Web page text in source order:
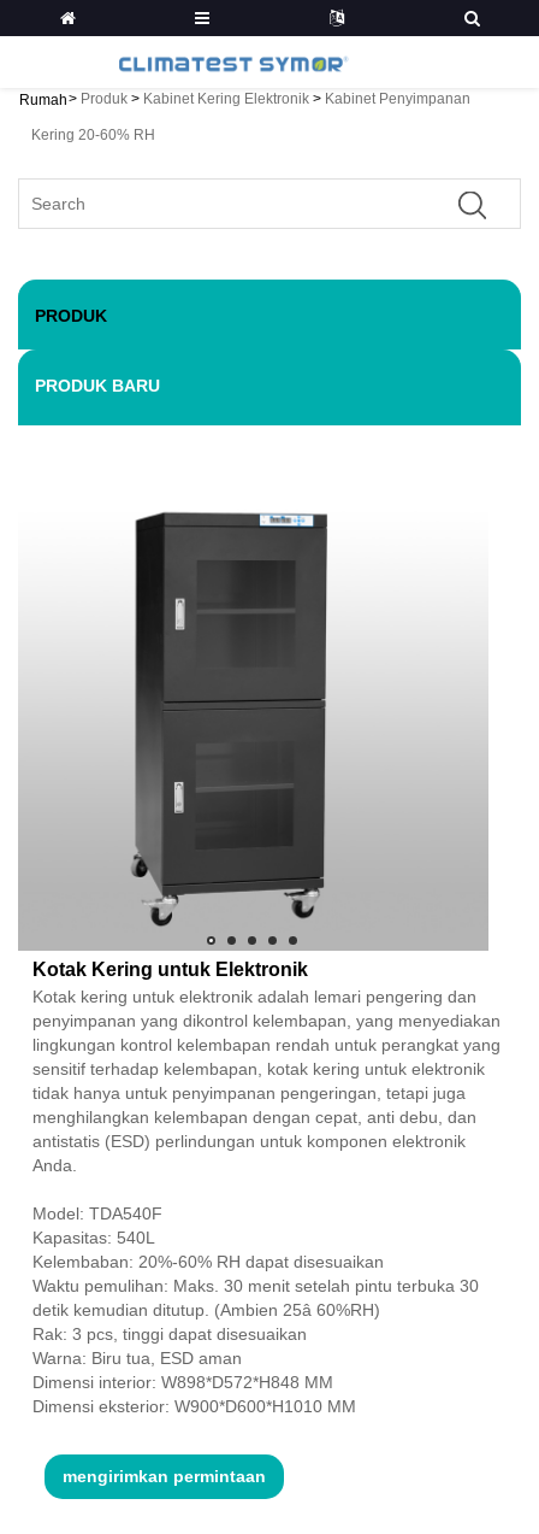
Rumah> Produk > Kabinet Kering Elektronik > Kabinet Penyimpanan
Kering 20-60% RH
PRODUK
PRODUK BARU
Kotak Kering untuk Elektronik
Kotak kering untuk elektronik adalah lemari pengering dan
penyimpanan yang dikontrol kelembapan, yang menyediakan
lingkungan kontrol kelembapan rendah untuk perangkat yang
sensitif terhadap kelembapan, kotak kering untuk elektronik
tidak hanya untuk penyimpanan pengeringan, tetapi juga
menghilangkan kelembapan dengan cepat, anti debu, dan
antistatis (ESD) perlindungan untuk komponen elektronik
Anda.
Model: TDA540F
Kapasitas: 540L
Kelembaban: 20%-60% RH dapat disesuaikan
Waktu pemulihan: Maks. 30 menit setelah pintu terbuka 30
detik kemudian ditutup. (Ambien 25â 60%RH)
Rak: 3 pcs, tinggi dapat disesuaikan
Warna: Biru tua, ESD aman
Dimensi interior: W898*D572*H848 MM
Dimensi eksterior: W900*D600*H1010 MM
mengirimkan permintaan